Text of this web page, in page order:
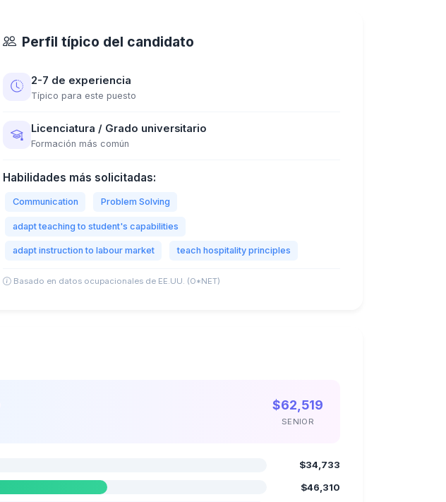
Perfil típico del candidato
2-7 de experiencia
Típico para este puesto
Licenciatura / Grado universitario
Formación más común
Habilidades más solicitadas:
Communication Problem Solving
adapt teaching to student's capabilities
adapt instruction to labour market teach hospitality principles
Basado en datos ocupacionales de EE.UU. (O*NET)
$62,519
SENIOR
$34,733
$46,310